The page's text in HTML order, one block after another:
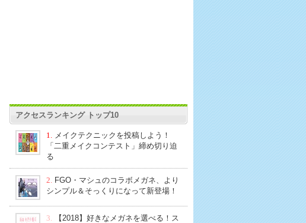
アクセスランキング トップ10
1.
メイクテクニックを投稿しよう！
「二重メイクコンテスト」締め切り迫
る
2. FGO・マシュのコラボメガネ、より
シンプル＆そっくりになって新登場！
3.
【2018】好きなメガネを選べる！ス